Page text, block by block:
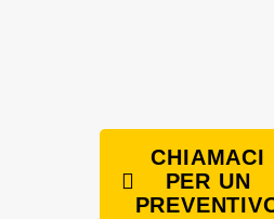
CHIAMACI
PER UN